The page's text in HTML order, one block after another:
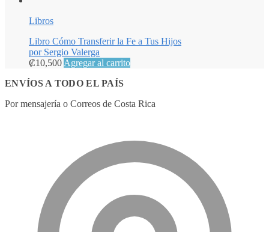
Libros
Libro Cómo Transferir la Fe a Tus Hijos
por Sergio Valerga
₡10,500Agregar al carrito
ENVÍOS A TODO EL PAÍS
Por mensajería o Correos de Costa Rica